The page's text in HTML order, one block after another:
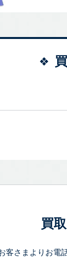
買
客さまよりお電